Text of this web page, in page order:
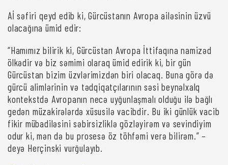
Aİ səfiri qeyd edib ki, Gürcüstanın Avropa ailəsinin üzvü
olacağına ümid edir:
“Hamımız bilirik ki, Gürcüstan Avropa İttifaqına namizəd
ölkədir və biz səmimi olaraq ümid edirik ki, bir gün
Gürcüstan bizim üzvlərimizdən biri olacaq. Buna görə də
gürcü alimlərinin və tədqiqatçılarının səsi beynəlxalq
kontekstdə Avropanın necə uyğunlaşmalı olduğu ilə bağlı
gedən müzakirələrdə xüsusilə vacibdir. Bu iki günlük vacib
fikir mübadiləsini səbirsizliklə gözləyirəm və sevindiyim
odur ki, mən də bu prosesə öz töhfəmi verə bilirəm.” –
deyə Herçinski vurğulayıb.